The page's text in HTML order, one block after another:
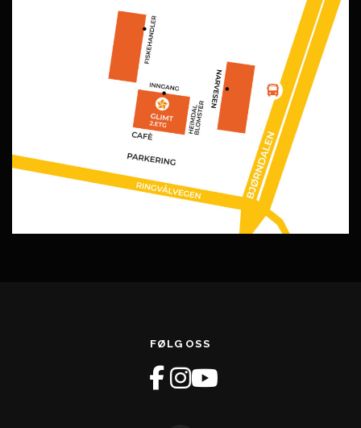
FØLG OSS